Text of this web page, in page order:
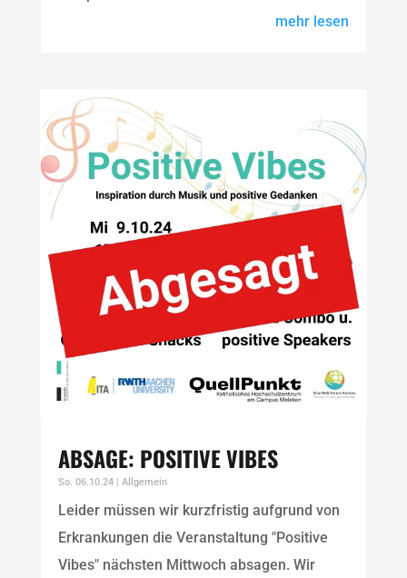
mehr lesen
ABSAGE: POSITIVE VIBES
So. 06.10.24| Allgemein
Leider müssen wir kurzfristig aufgrund von
Erkrankungen die Veranstaltung "Positive
Vibes" nächsten Mittwoch absagen. Wir